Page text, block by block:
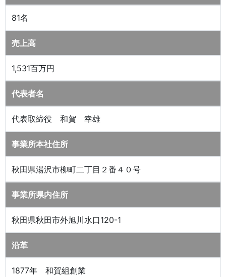
81名
売上高
1,531百万円
代表者名
代表取締役 和賀 幸雄
事業所本社住所
秋田県湯沢市柳町二丁目２番４０号
事業所県内住所
秋田県秋田市外旭川水口120-1
沿革
1877年 和賀組創業